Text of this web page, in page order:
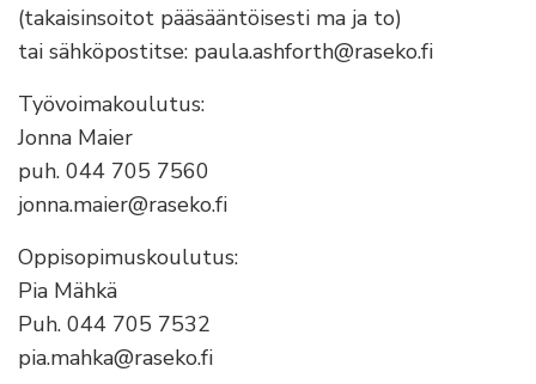
(takaisinsoitot pääsääntöisesti ma ja to)
tai sähköpostitse: paula.ashforth@raseko.fi
Työvoimakoulutus:
Jonna Maier
puh. 044 705 7560
jonna.maier@raseko.fi
Oppisopimuskoulutus:
Pia Mähkä
Puh. 044 705 7532
pia.mahka@raseko.fi